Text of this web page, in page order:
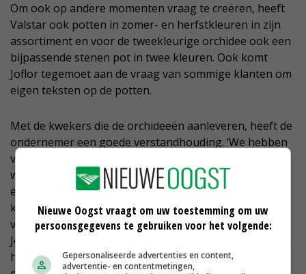
Om ook op andere momenten vraag te creëren, heeft
Valstar ook potten in zomer- en herfstkleuren in zijn
assortiment en voor de tweekleurige orchidee ook een
bijpassende stenen pot in twee kleuren. Ook komt
Joflor tegemoet aan de vraag van sommige klanten om
eigen teksten op de potten.
Met de kwekers die de orchideeën aanleveren, heeft de
ondernemer een goede verstandhouding. ‘We hebben
vaste afspraken over de witte orchideeën die ze
wekelijks aanleveren. Soms hebben ze te veel witte
exemplaren, waardoor de prijs onder druk staat. Die
kunnen ze dan voor een betere prijs bij mij kwijt. Het is
van beide kanten geven en nemen.’
Joflor heeft sinds drie jaar een eigen showroom waarin
handelaren vaak met eindklanten komen kijken en
Nieuwe Oogst vraagt om uw toestemming om uw
persoonsgegevens te gebruiken voor het volgende:
Gepersonaliseerde advertenties en content,
advertentie- en contentmetingen,